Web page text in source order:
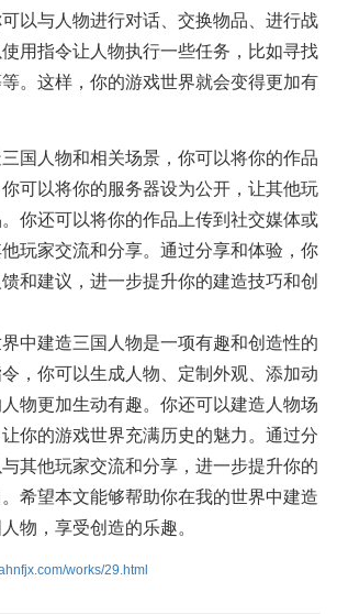
以与人物进行对话、交换物品、进行战
用指令让人物执行一些任务，比如寻找
。这样，你的游戏世界就会变得更加有
国人物和相关场景，你可以将你的作品
可以将你的服务器设为公开，让其他玩
你还可以将你的作品上传到社交媒体或
玩家交流和分享。通过分享和体验，你
和建议，进一步提升你的建造技巧和创
中建造三国人物是一项有趣和创造性的
，你可以生成人物、定制外观、添加动
物更加生动有趣。你还可以建造人物场
你的游戏世界充满历史的魅力。通过分
其他玩家交流和分享，进一步提升你的
希望本文能够帮助你在我的世界中建造
物，享受创造的乐趣。
works/29.html